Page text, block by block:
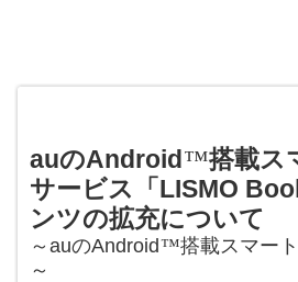
auのAndroid™搭載ス
サービス「LISMO
ンツの拡充について
～auのAndroid™搭載スマー
～